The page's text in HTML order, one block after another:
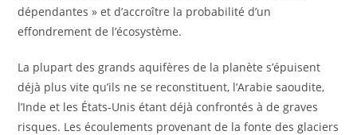
dépendantes » et d’accroître la probabilité d’un
effondrement de l’écosystème.
La plupart des grands aquifères de la planète s’épuisent
déjà plus vite qu’ils ne se reconstituent, l’Arabie saoudite,
l’Inde et les États-Unis étant déjà confrontés à de graves
risques. Les écoulements provenant de la fonte des glaciers